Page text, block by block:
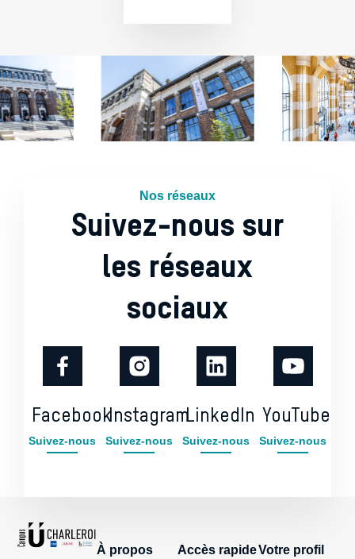
universitaires à
Nos réseaux
Suivez-nous sur
les réseaux
sociaux
Facebook
Suivez-nous
Instagram
Suivez-nous
LinkedIn
Suivez-nous
YouTube
Suivez-nous
À propos
Accès rapideVotre profil